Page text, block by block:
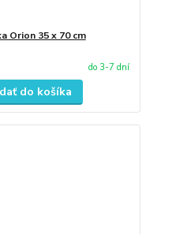
Orion 35 x 70 cm
do 3-7 dní
do košíka